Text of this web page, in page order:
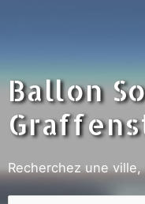
Ballon
Recherchez une